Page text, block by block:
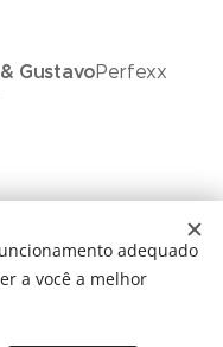
GustavoPerfexx
adequado
a você a melhor